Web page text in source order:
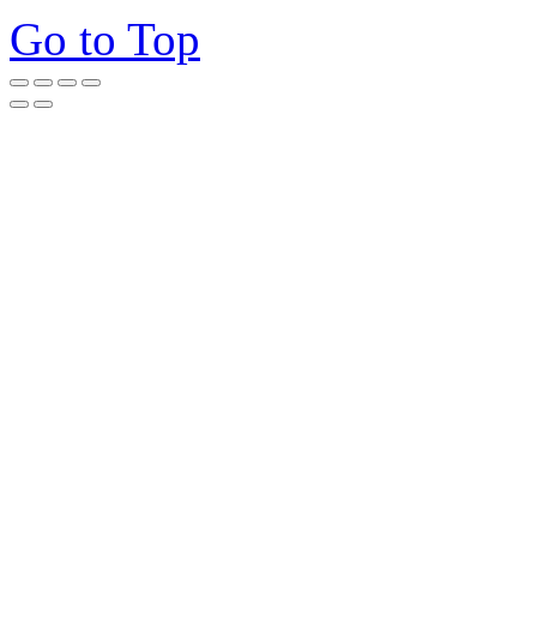
Go to Top